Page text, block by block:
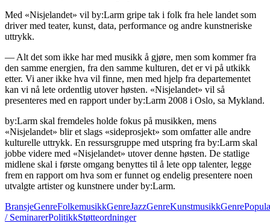
Med «Nisjelandet» vil by:Larm gripe tak i folk fra hele landet som
driver med teater, kunst, data, performance og andre kunstneriske
uttrykk.
— Alt det som ikke har med musikk å gjøre, men som kommer fra
den samme energien, fra den samme kulturen, det er vi på utkikk
etter. Vi aner ikke hva vil finne, men med hjelp fra departementet
kan vi nå lete ordentlig utover høsten. «Nisjelandet» vil så
presenteres med en rapport under by:Larm 2008 i Oslo, sa Mykland.
by:Larm skal fremdeles holde fokus på musikken, mens
«Nisjelandet» blir et slags «sideprosjekt» som omfatter alle andre
kulturelle uttrykk. En ressursgruppe med utspring fra by:Larm skal
jobbe videre med «Nisjelandet» utover denne høsten. De statlige
midlene skal i første omgang benyttes til å lete opp talenter, legge
frem en rapport om hva som er funnet og endelig presentere noen
utvalgte artister og kunstnere under by:Larm.
BransjeGenreFolkemusikkGenreJazzGenreKunstmusikk
/ SeminarerPolitikkStøtteordninger